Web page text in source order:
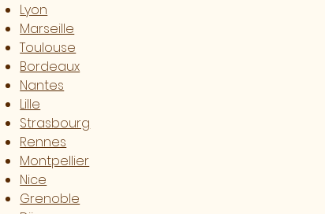
Lyon
Marseille
Toulouse
Bordeaux
Nantes
Lille
Strasbourg
Rennes
Montpellier
Nice
Grenoble